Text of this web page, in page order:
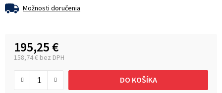
Možnosti doručenia
195,25 €
158,74 € bez DPH
DO KOŠÍKA